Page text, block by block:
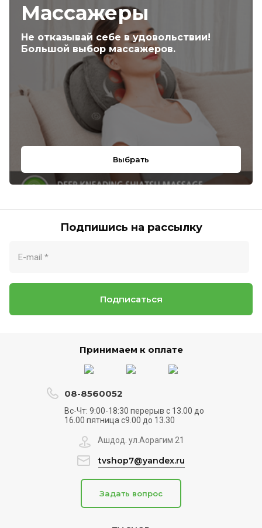
Массажеры
Не отказывай себе в удовольствии!
Большой выбор массажеров.
Выбрать
Подпишись на рассылку
Подписаться
Принимаем к оплате
08-8560052
Вс-Чт: 9:00-18:30 перерыв с 13.00 до
16.00 пятница с9.00 до 13.30
Ашдод. ул.Аорагим 21
tvshop7@yandex.ru
Задать вопрос